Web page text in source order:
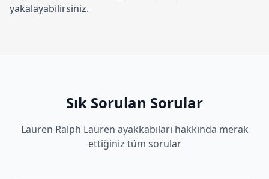
yakalayabilirsiniz.
Sık Sorulan Sorular
Lauren Ralph Lauren ayakkabıları hakkında merak
ettiğiniz tüm sorular